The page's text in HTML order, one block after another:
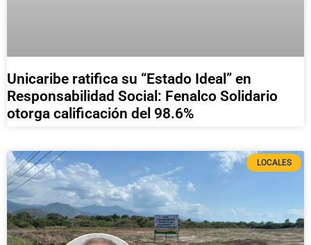
Unicaribe ratifica su “Estado Ideal” en
Responsabilidad Social: Fenalco Solidario
otorga calificación del 98.6%
LOCALES